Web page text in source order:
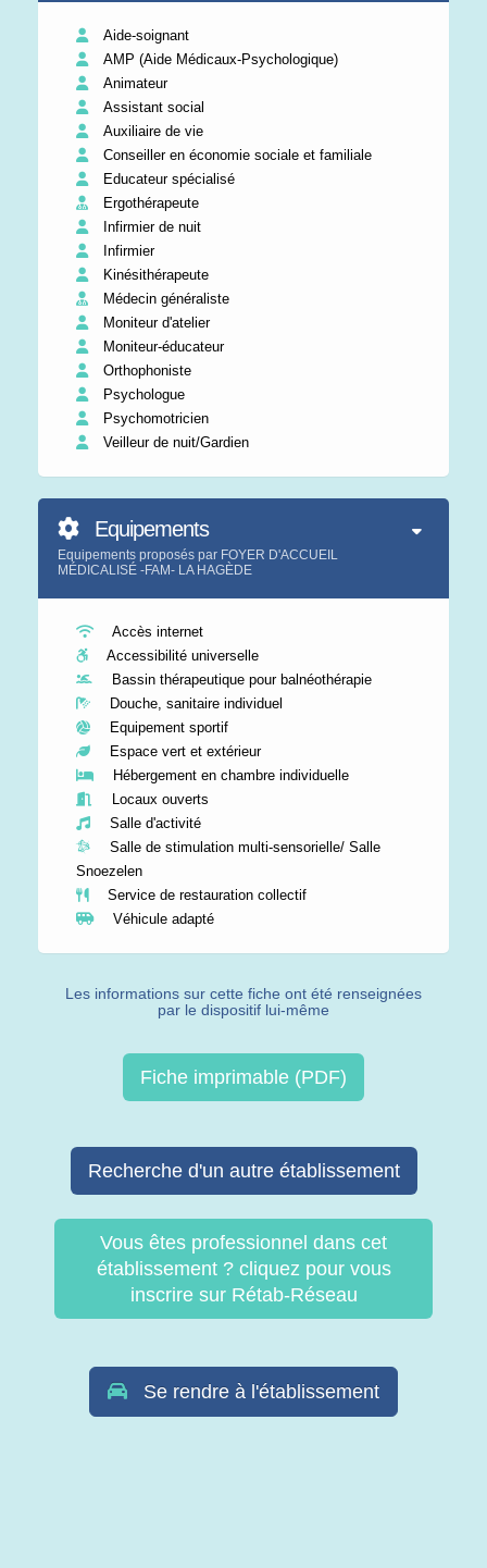
Aide-soignant
AMP (Aide Médicaux-Psychologique)
Animateur
Assistant social
Auxiliaire de vie
Conseiller en économie sociale et familiale
Educateur spécialisé
Ergothérapeute
Infirmier de nuit
Infirmier
Kinésithérapeute
Médecin généraliste
Moniteur d'atelier
Moniteur-éducateur
Orthophoniste
Psychologue
Psychomotricien
Veilleur de nuit/Gardien
Equipements
Equipements proposés par FOYER D'ACCUEIL
MÉDICALISÉ -FAM- LA HAGÈDE
Accès internet
Accessibilité universelle
Bassin thérapeutique pour balnéothérapie
Douche, sanitaire individuel
Equipement sportif
Espace vert et extérieur
Hébergement en chambre individuelle
Locaux ouverts
Salle d'activité
Salle de stimulation multi-sensorielle/ Salle
Snoezelen
Service de restauration collectif
Véhicule adapté
Les informations sur cette fiche ont été renseignées
par le dispositif lui-même
Fiche imprimable (PDF)
Recherche d'un autre établissement
Vous êtes professionnel dans cet
établissement ? cliquez pour vous
inscrire sur Rétab-Réseau
Se rendre à l'établissement